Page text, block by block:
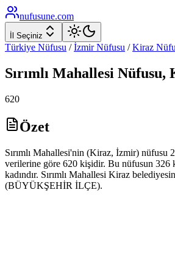
nufusune.com
İl Seçiniz
Türkiye Nüfusu / İzmirNüfusu / Kiraz
Sırımlı Mahallesi Nüfusu,
620
Özet
Sırımlı Mahallesi'nin (Kiraz, İzmir) nüfusu
verilerine göre 620 kişidir. Bu nüfusun 326
kadındır. Sırımlı Mahallesi Kiraz
(BÜYÜKŞEHİR İLÇE).